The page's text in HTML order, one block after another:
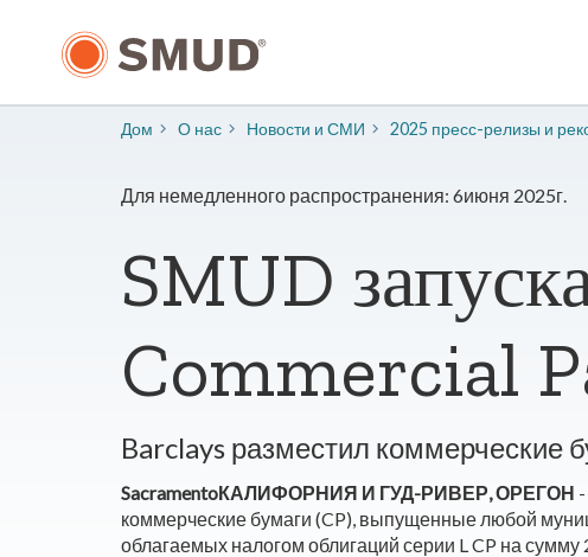
основному
Дом О нас ​Новости и СМИ 2025 пресс-релизы и
Для немедленного распространения: 6июня 2025г.
SMUD
Commercial
Barclays разместил
SacramentoКАЛИФОРНИЯ И ГУД-РИВЕР, ОРЕГОН
коммерческие бумаги (CP), выпущенные любой
облагаемых налогом облигаций серии L CP на